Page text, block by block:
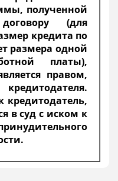
полученной
(для
кредита по
размера одной
платы),
правом,
кредитодатель,
в суд с иском к